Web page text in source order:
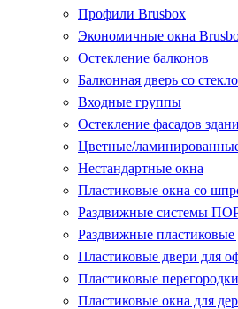
Профили Brusbox
Экономичные окна
Остекление балконов
Балконная дверь со
Входные группы
Остекление фасадов
Цветные/
Нестандартные окна
Пластиковые окна со
Раздвижные системы
Раздвижные пластиковые
Пластиковые двери для
Пластиковые перегородки
Пластиковые окна для